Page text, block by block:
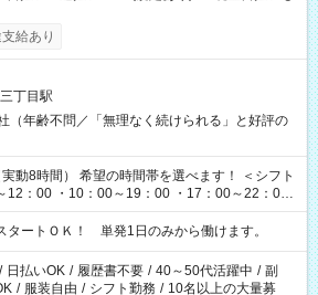
給あり
丁目駅
（年齢不問／「無理なく続けられる」と好評の
間帯を選べます！ ＜シフト
12：00 ・10：00～19：00 ・17：00～22：00
00 ・22：00～翌6：00 など
タートＯＫ！ 単発1日のみから働けます。
/ 日払いOK / 履歴書不要 / 40～50代活躍中 / 副
/ 服装自由 / シフト勤務 / 10名以上の大量募